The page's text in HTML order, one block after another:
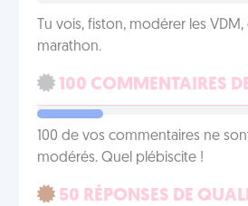
Tu vois, fiston, modérer les
marathon.
100 COMMENTAIRES
100 de vos commentaires ne
modérés. Quel plébiscite !
50 RÉPONSES DE